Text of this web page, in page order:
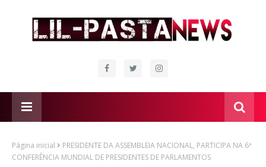
Página inicial
PRESIDENTE DA ASSEMBLEIA NACIONAL, PARTICIPA NA 6ª
CONFERÊNCIA MUNDIAL DE PRESIDENTES DE PARLAMENTOS